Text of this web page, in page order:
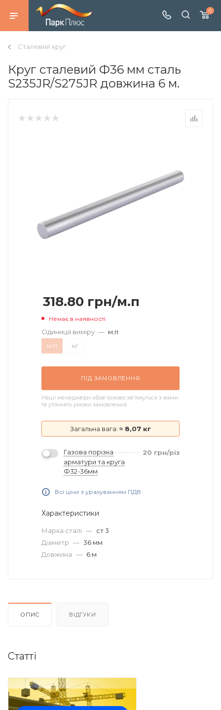
0
Сталевий круг
Круг сталевий Ф36 мм сталь
S235JR/S275JR довжина 6 м.
318.80 грн/м.п
Немає в наявності
Одиниця виміру — м.п
м.п
кг
ПІД ЗАМОВЛЕННЯ
Наші менеджери обов'язково зв'яжуться з вами
та уточнять умови замовлення
Загальна вага: ≈ 8,07 кг
Газова порізка
арматури та круга
Ф32-36мм
20 грн/різ
Всі ціни з урахуванням ПДВ
Характеристики
Марка сталі — ст 3
Діаметр — 36 мм
Довжина — 6 м
ОПИС ВІДГУКИ
Статті